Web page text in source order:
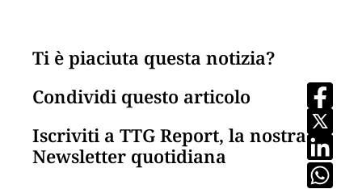
Ti è piaciuta questa notizia?
Condividi questo articolo
Iscriviti a TTG Report, la nostra
Newsletter quotidiana